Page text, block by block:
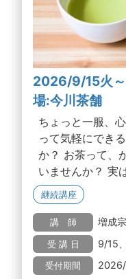
2026/9/15火
場:今川茶舗
ちょっと一服、
って気軽にでき
か？ お茶って、
いませんか？ 実
継続講座
講 師 増成
受 講 日 9/15
受付期間